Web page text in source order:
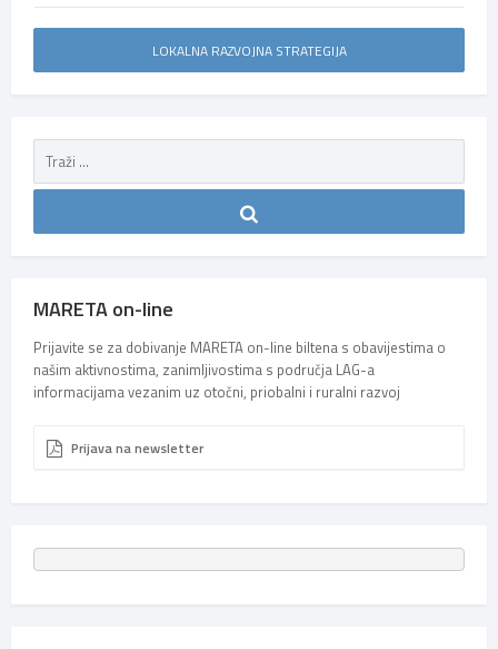
LOKALNA RAZVOJNA STRATEGIJA
MARETA on-line
Prijavite se za dobivanje MARETA on-line biltena s obavijestima o
našim aktivnostima, zanimljivostima s područja LAG-a
informacijama vezanim uz otočni, priobalni i ruralni razvoj
Prijava na newsletter